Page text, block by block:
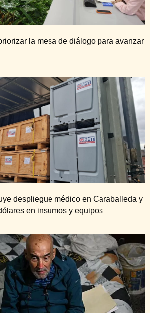
la mesa de diálogo para avanzar
despliegue médico en Caraballeda y
en insumos y equipos